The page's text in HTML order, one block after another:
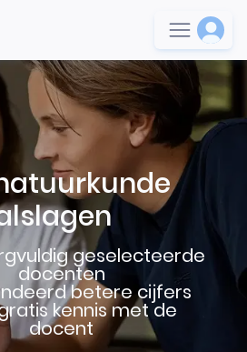
geselecteerde
docenten
betere cijfers
kennis met de
docent